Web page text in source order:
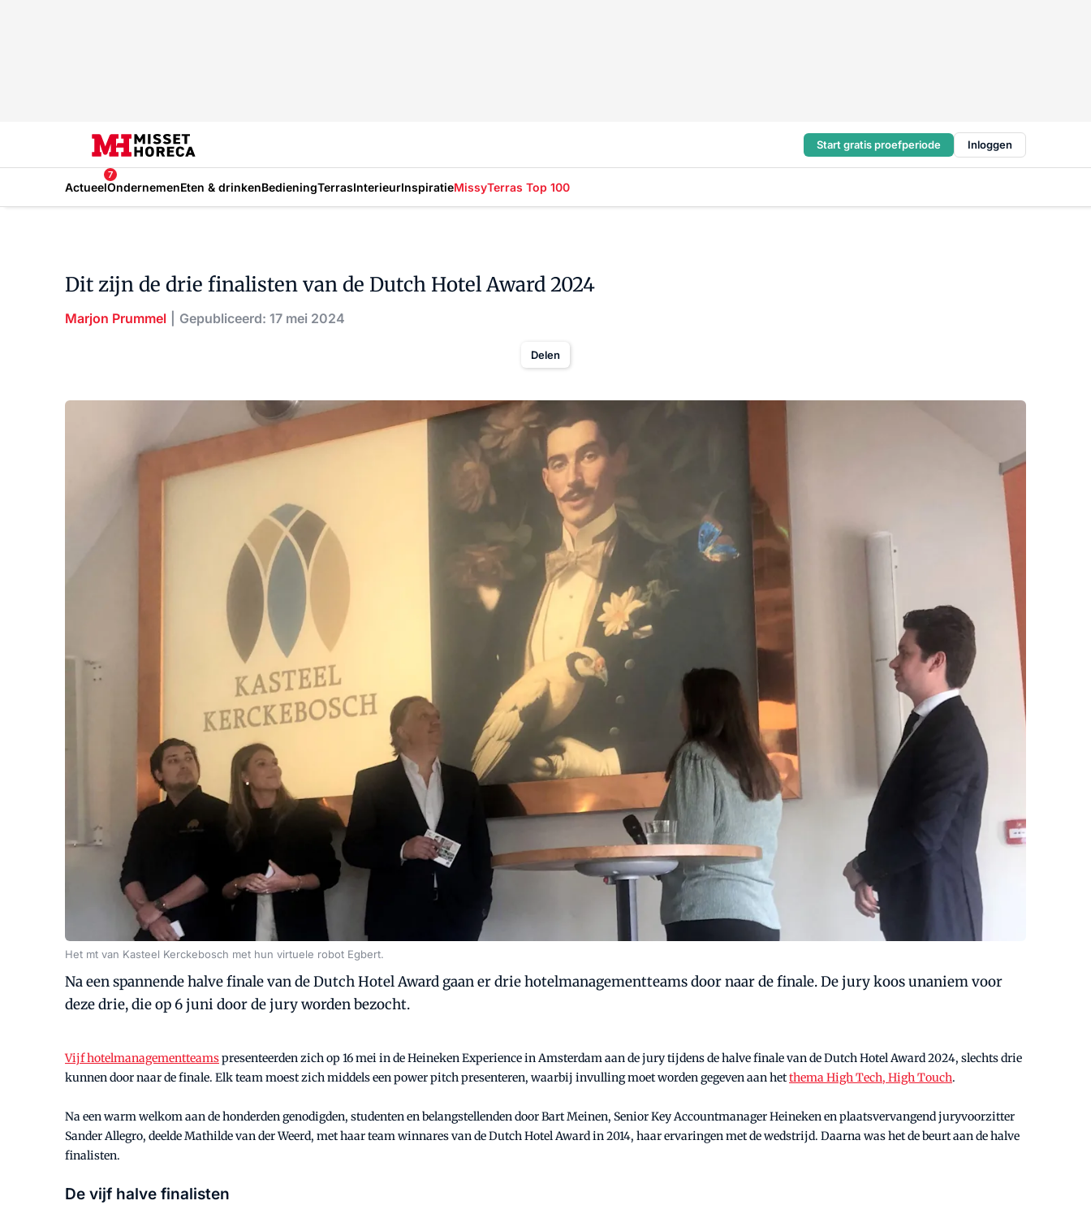
Start gratis proefperiode Inloggen
Actueel
7
OndernemenEten & drinkenBedieningTerrasInterieurInspiratieMissyTerras Top 100
Dit zijn de drie finalisten van de Dutch Hotel Award 2024
Marjon Prummel Gepubliceerd: 17 mei 2024
Delen
Het mt van Kasteel Kerckebosch met hun virtuele robot Egbert.
Na een spannende halve finale van de Dutch Hotel Award gaan er drie hotelmanagementteams door naar de finale. De jury koos unaniem voor
deze drie, die op 6 juni door de jury worden bezocht.
Vijf hotelmanagementteamspresenteerden zich op 16 mei in de Heineken Experience in Amsterdam aan de jury tijdens de halve finale van de Dutch Hotel Award 2024, slechts drie
kunnen door naar de finale. Elk team moest zich middels een power pitch presenteren, waarbij invulling moet worden gegeven aan hetthema High Tech, High Touch.
Na een warm welkom aan de honderden genodigden, studenten en belangstellenden door Bart Meinen, Senior Key Accountmanager Heineken en plaatsvervangend juryvoorzitter
Sander Allegro, deelde Mathilde van der Weerd, met haar team winnares van de Dutch Hotel Award in 2014, haar ervaringen met de wedstrijd. Daarna was het de beurt aan de halve
finalisten.
De vijf halve finalisten